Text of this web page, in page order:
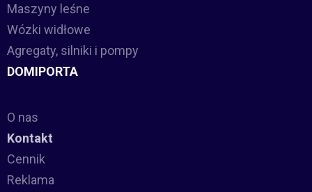
Maszyny leśne
Wózki widłowe
Agregaty, silniki i pompy
DOMIPORTA
O nas
Kontakt
Cennik
Reklama